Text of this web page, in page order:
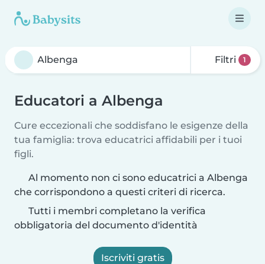
Filtri 1
Educatori a Albenga
Cure eccezionali che soddisfano le esigenze della
tua famiglia: trova educatrici affidabili per i tuoi
figli.
Al momento non ci sono educatrici a Albenga
che corrispondono a questi criteri di ricerca.
Tutti i membri completano la verifica
obbligatoria del documento d'identità
Iscriviti gratis